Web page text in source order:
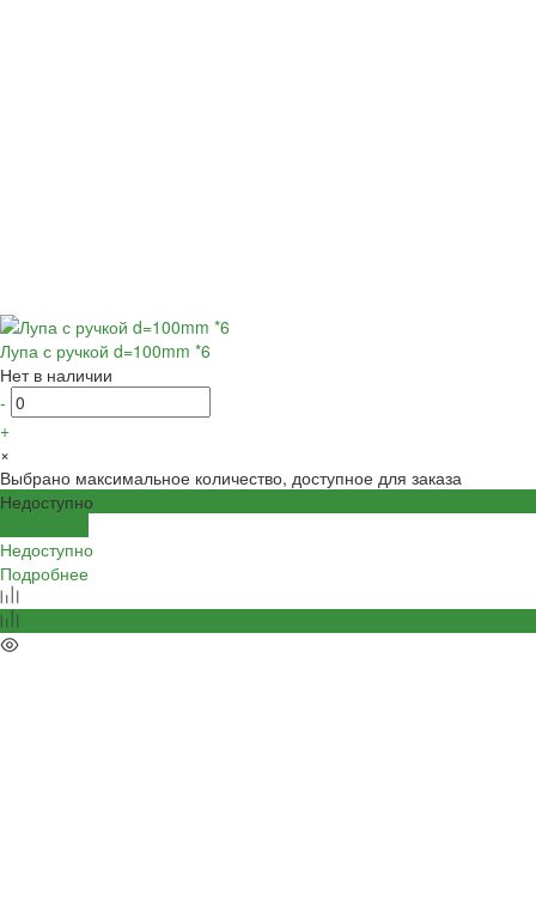
Лупа с ручкой d=100mm *6
Нет в наличии
-
+
×
Выбрано максимальное количество, доступное для заказа
Недоступно
Недоступно
Подробнее